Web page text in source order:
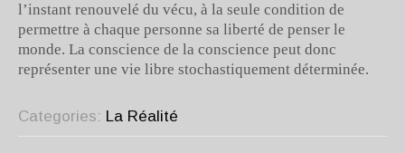
l’instant renouvelé du vécu, à la seule condition de
permettre à chaque personne sa liberté de penser le
monde. La conscience de la conscience peut donc
représenter une vie libre stochastiquement déterminée.
Categories: La Réalité